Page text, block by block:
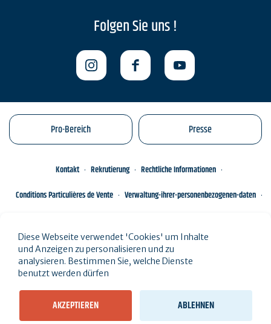
Folgen Sie uns !
Pro-Bereich Presse
Kontakt Rekrutierung
Rechtliche Informationen
Conditions Particulières de Vente
Verwaltung-ihrer-personenbezogenen-daten
Diese Webseite verwendet 'Cookies' um Inhalte
und Anzeigen zu personalisieren und zu
analysieren. Bestimmen Sie, welche Dienste
benutzt werden dürfen
AKZEPTIEREN ABLEHNEN